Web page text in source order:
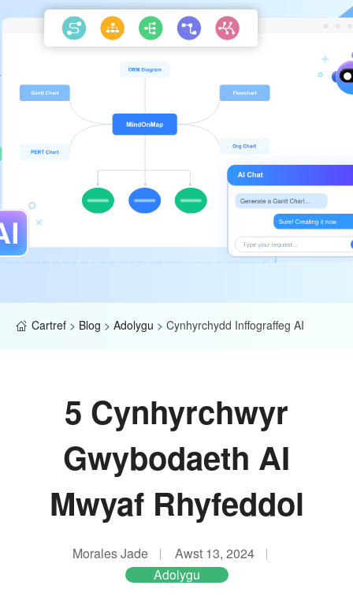
Cartref > Blog > Adolygu > Cynhyrchydd Inffograffeg AI
5 Cynhyrchwyr
Gwybodaeth AI
Mwyaf Rhyfeddol
Morales Jade
Awst 13, 2024
Adolygu